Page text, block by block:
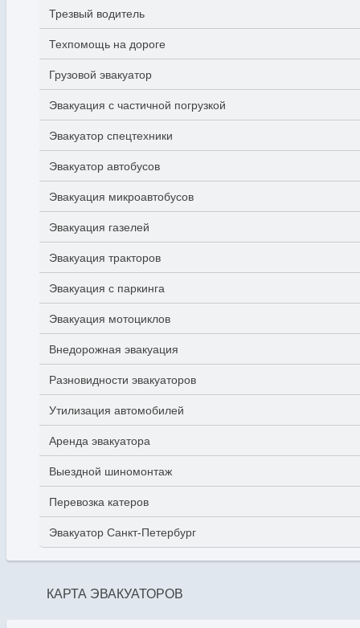
Трезвый водитель
Техпомощь на дороге
Грузовой эвакуатор
Эвакуация с частичной погрузкой
Эвакуатор спецтехники
Эвакуатор автобусов
Эвакуация микроавтобусов
Эвакуация газелей
Эвакуация тракторов
Эвакуация с паркинга
Эвакуация мотоциклов
Внедорожная эвакуация
Разновидности эвакуаторов
Утилизация автомобилей
Аренда эвакуатора
Выездной шиномонтаж
Перевозка катеров
Эвакуатор Санкт-Петербург
КАРТА ЭВАКУАТОРОВ